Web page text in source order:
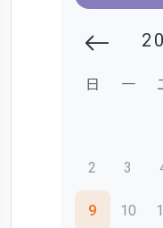
日 一
2 3
9 10